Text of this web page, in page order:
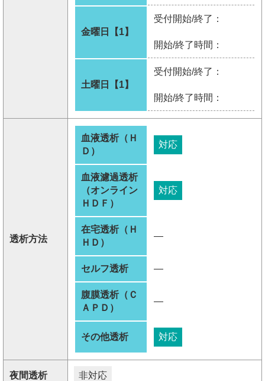
金曜日【1】
受付開始/終了：
開始/終了時間：
土曜日【1】
受付開始/終了：
開始/終了時間：
透析方法
血液透析（Ｈ
Ｄ）
対応
血液濾過透析
（オンライン
ＨＤＦ）
対応
在宅透析（Ｈ
ＨＤ）
―
セルフ透析 ―
腹膜透析（Ｃ
ＡＰＤ）
―
その他透析 対応
夜間透析 非対応